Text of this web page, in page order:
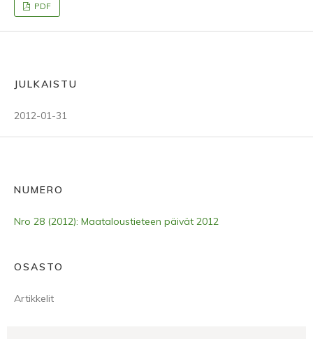
PDF
JULKAISTU
2012-01-31
NUMERO
Nro 28 (2012): Maataloustieteen päivät 2012
OSASTO
Artikkelit